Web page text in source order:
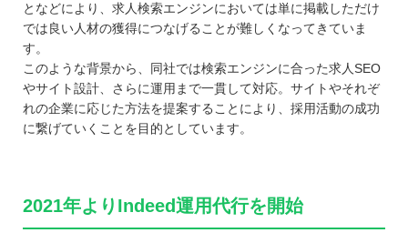
となどにより、求人検索エンジンにおいては単に掲載しただけ
では良い人材の獲得につなげることが難しくなってきていま
す。
このような背景から、同社では検索エンジンに合った求人SEO
やサイト設計、さらに運用まで一貫して対応。サイトやそれぞ
れの企業に応じた方法を提案することにより、採用活動の成功
に繋げていくことを目的としています。
2021年よりIndeed運用代行を開始